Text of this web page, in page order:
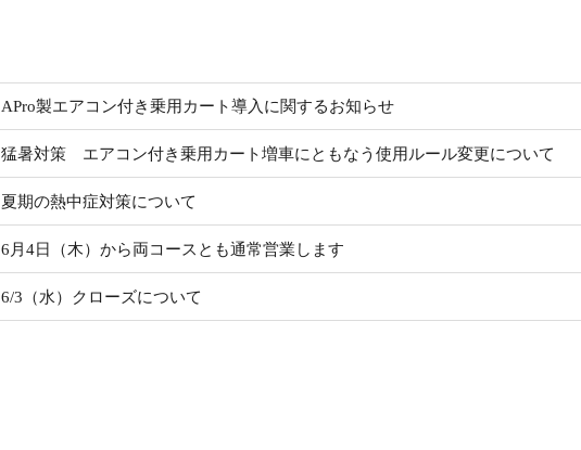
APro製エアコン付き乗用カート導入に関するお知らせ
猛暑対策 エアコン付き乗用カート増車にともなう使用ルール変更について
夏期の熱中症対策について
6月4日（木）から両コースとも通常営業します
6/3（水）クローズについて